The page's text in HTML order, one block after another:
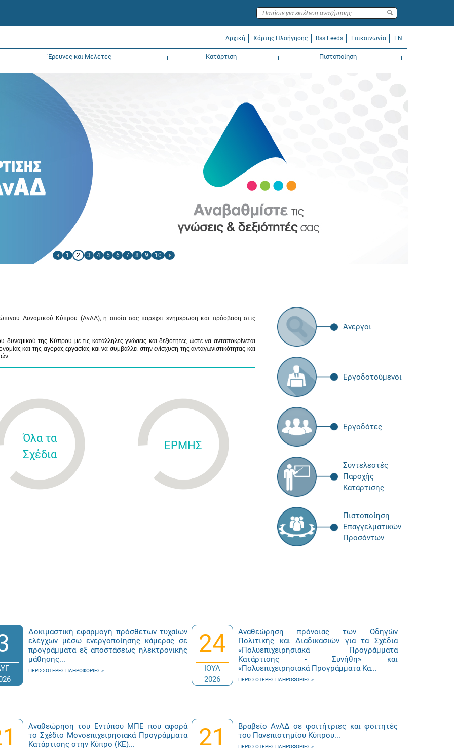
Αρχική Χάρτης Πλοήγησης Rss Feeds Επικοινωνία EN
Έρευνες και Μελέτες Κατάρτιση Πιστοποίηση
1 2 3 4 5 6 7 8 9 10
Δυναμικού Κύπρου (ΑνΑΔ), η οποία σας παρέχει ενημέρωση και πρόσβαση στις
της Κύπρου με τις κατάλληλες γνώσεις και δεξιότητες ώστε να ανταποκρίνεται
και της αγοράς εργασίας και να συμβάλλει στην ενίσχυση της ανταγωνιστικότητας και
Όλα τα
Σχέδια
ΕΡΜΗΣ
Άνεργοι
Εργοδοτούμενοι
Εργοδότες
Συντελεστές
Παροχής
Κατάρτισης
Πιστοποίηση
Επαγγελματικών
Προσόντων
Δοκιμαστική εφαρμογή πρόσθετων τυχαίων
ελέγχων μέσω ενεργοποίησης κάμερας σε
προγράμματα εξ αποστάσεως ηλεκτρονικής
μάθησης...
ΠΕΡΙΣΣΌΤΕΡΕΣ ΠΛΗΡΟΦΟΡΊΕΣ
24
ΙΟΥΛ
2026
Αναθεώρηση πρόνοιας των Οδηγών
Πολιτικής και Διαδικασιών για τα Σχέδια
«Πολυεπιχειρησιακά Προγράμματα
Κατάρτισης - Συνήθη» και
«Πολυεπιχειρησιακά Προγράμματα Κα...
ΠΕΡΙΣΣΌΤΕΡΕΣ ΠΛΗΡΟΦΟΡΊΕΣ
Αναθεώρηση του Εντύπου ΜΠΕ που αφορά
το Σχέδιο Μονοεπιχειρησιακά Προγράμματα
Κατάρτισης στην Κύπρο (ΚΕ)...
21
Βραβείο ΑνΑΔ σε φοιτήτριες και φοιτητές
του Πανεπιστημίου Κύπρου...
ΠΕΡΙΣΣΌΤΕΡΕΣ ΠΛΗΡΟΦΟΡΊΕΣ